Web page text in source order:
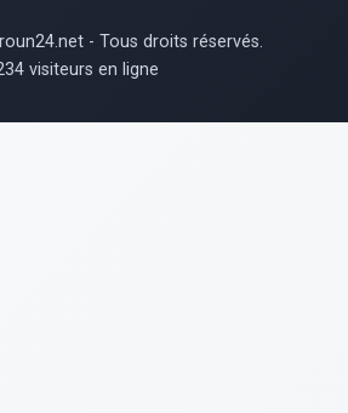
- Tous droits réservés.
visiteurs en ligne